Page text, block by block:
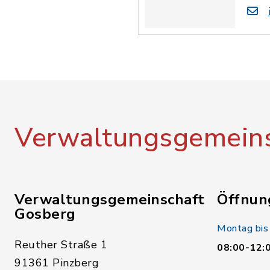
Verwaltungsgemeinschaft
Gosberg
Reuther Straße 1
91361 Pinzberg
Montag
08:00-